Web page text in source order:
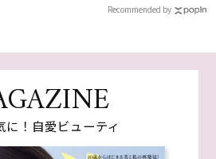
Recommended by
に！自愛ビューティ